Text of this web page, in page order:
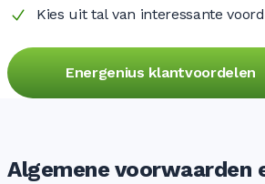
Kies uit tal van interessante
Energenius klantvoordelen
Algemene voorwaarden